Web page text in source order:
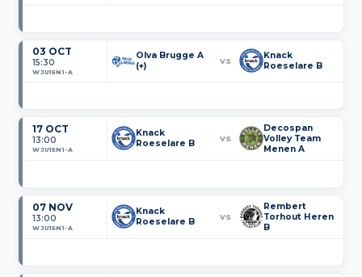
03 OCT
15:30
WJU15N1-A
Olva Brugge A
(+)
VS
Knack
Roeselare B
17 OCT
13:00
WJU15N1-A
Knack
Roeselare B
VS
Decospan
Volley Team
Menen A
07 NOV
13:00
WJU15N1-A
Knack
Roeselare B
VS
Rembert
Torhout Heren
B